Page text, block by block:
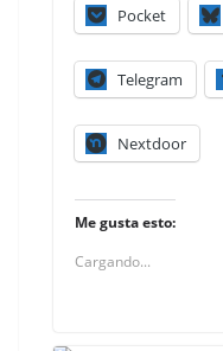
Pocket
Telegram
Nextdoor
Me gusta esto:
Cargando...